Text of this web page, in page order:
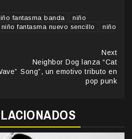
fantasma banda
niño
niño fantasma nuevo sencillo
niño
Next
Neighbor Dog lanza “Cat
Song”, un emotivo tributo en
pop punk